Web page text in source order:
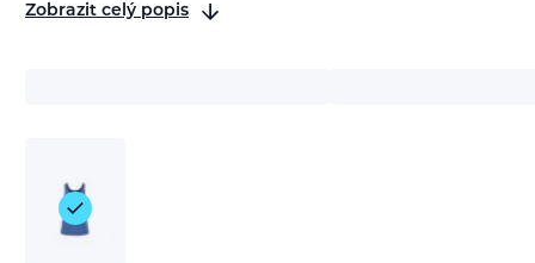
Zobrazit celý popis